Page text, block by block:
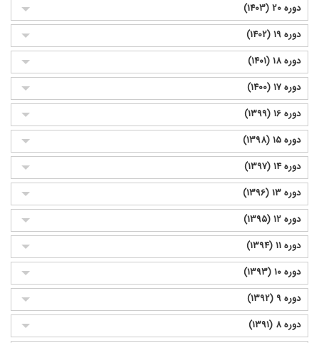
دوره 20 (1403)
دوره 19 (1402)
دوره 18 (1401)
دوره 17 (1400)
دوره 16 (1399)
دوره 15 (1398)
دوره 14 (1397)
دوره 13 (1396)
دوره 12 (1395)
دوره 11 (1394)
دوره 10 (1393)
دوره 9 (1392)
دوره 8 (1391)